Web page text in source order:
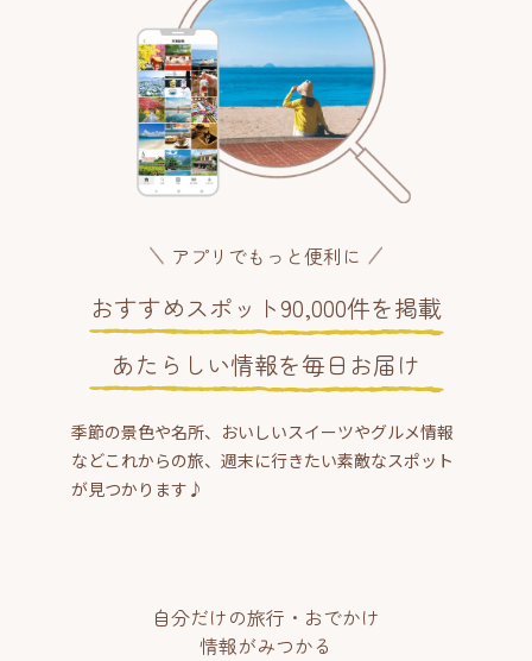
アプリでもっと便利に
おすすめスポット90,000件を掲載
あたらしい情報を毎日お届け
季節の景色や名所、おいしいスイーツやグルメ情報
などこれからの旅、週末に行きたい素敵なスポット
が見つかります♪
自分だけの旅行・おでかけ
情報がみつかる